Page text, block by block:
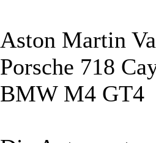
Aston Martin
Porsche 718
BMW M4 GT4